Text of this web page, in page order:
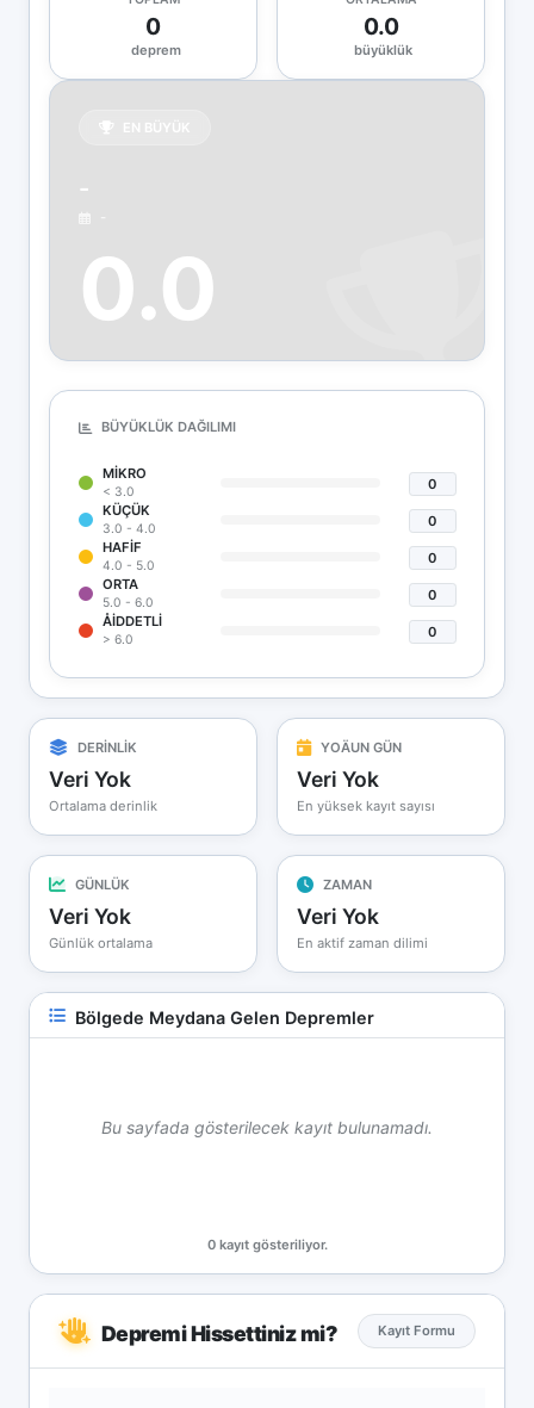
0
deprem
0.0
büyüklük
-
0.0
BÜYÜKLÜK DAĞILIMI
MIKRO
< 3.0
0
KÜÇÜK
3.0 - 4.0
0
HAFIF
4.0 - 5.0
0
ORTA
5.0 - 6.0
0
ÅIDDETLI
> 6.0
0
DERİNLİK
Veri Yok
Ortalama derinlik
YOÄUN GÜN
Veri Yok
En yüksek kayıt sayısı
GÜNLÜK
Veri Yok
Günlük ortalama
ZAMAN
Veri Yok
En aktif zaman dilimi
Bölgede Meydana Gelen Depremler
Bu sayfada gösterilecek kayıt bulunamadı.
0 kayıt gösteriliyor.
Depremi Hissettiniz mi? Kayıt Formu